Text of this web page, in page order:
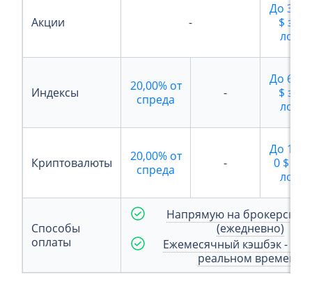
Акции -
До 3,75
$ за
лот
Индексы 20,00% от
спреда
-
До 6,25
$ за
лот
Криптовалюты 20,00% от
спреда
-
До 11,0
0 $
лот
Способы
оплаты
Напрямую на брокерский
(ежедневно)
Ежемесячный кэшбэк -
реальном времени